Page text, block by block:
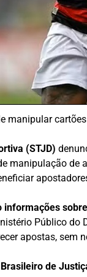
manipular
(STJD)
manipulação
informações
Público
apostas, sem
de